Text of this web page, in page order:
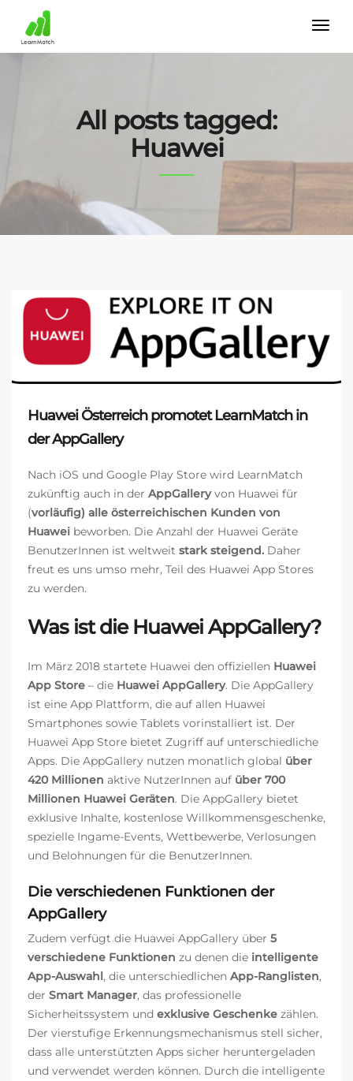
All posts tagged:
Huawei
Huawei Österreich promotet LearnMatch in
der AppGallery
Nach iOS und Google Play Store wird LearnMatch
zukünftig auch in der AppGalleryvon Huawei für
(vorläufig) alle österreichischen Kunden von
Huawei beworben. Die Anzahl der Huawei Geräte
BenutzerInnen ist weltweit stark steigend. Daher
freut es uns umso mehr, Teil des Huawei App Stores
zu werden.
Was ist die Huawei AppGallery?
Im März 2018 startete Huawei den offiziellen Huawei
App Store – die Huawei AppGallery. Die AppGallery
ist eine App Plattform, die auf allen Huawei
Smartphones sowie Tablets vorinstalliert ist. Der
Huawei App Store bietet Zugriff auf unterschiedliche
Apps. Die AppGallery nutzen monatlich global über
420 Millionen aktive NutzerInnen auf über 700
Millionen Huawei Geräten. Die AppGallery bietet
exklusive Inhalte, kostenlose Willkommensgeschenke,
spezielle Ingame-Events, Wettbewerbe, Verlosungen
und Belohnungen für die BenutzerInnen.
Die verschiedenen Funktionen der
AppGallery
Zudem verfügt die Huawei AppGallery über 5
verschiedene Funktionen zu denen die intelligente
App-Auswahl, die unterschiedlichen App-Ranglisten,
der Smart Manager, das professionelle
Sicherheitssystem und exklusive Geschenke zählen.
Der vierstufige Erkennungsmechanismus stell sicher,
dass alle unterstützten Apps sicher heruntergeladen
und verwendet werden können. Durch die intelligente